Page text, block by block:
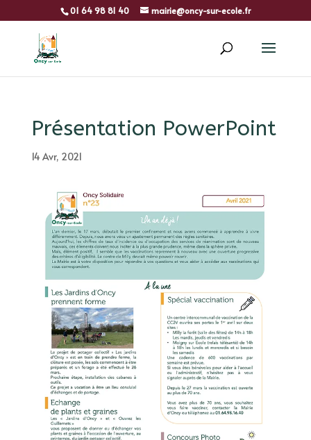
01 64 98 81 40 mairie@oncy-sur-ecole.fr
Présentation PowerPoint
14 Avr, 2021